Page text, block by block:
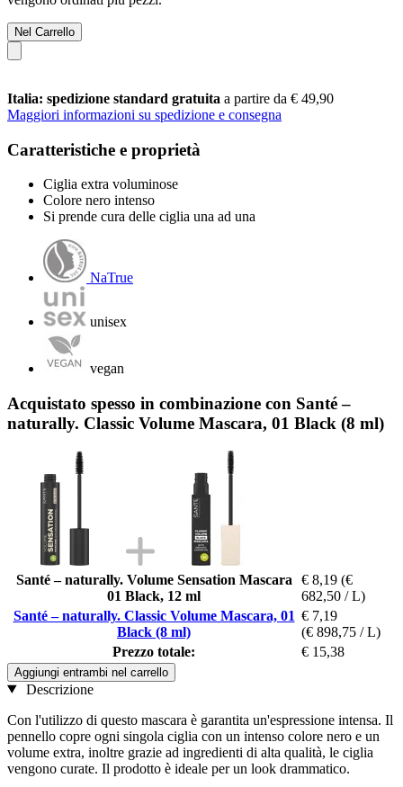
Nel Carrello
Italia: spedizione standard gratuita a partire da € 49,90
Maggiori informazioni su spedizione e consegna
Caratteristiche e proprietà
Ciglia extra voluminose
Colore nero intenso
Si prende cura delle ciglia una ad una
NaTrue
unisex
vegan
Acquistato spesso in combinazione con Santé –
naturally. Classic Volume Mascara, 01 Black (8 ml)
Santé – naturally. Volume Sensation Mascara
01 Black, 12 ml
€ 8,19 (€
682,50 / L)
Santé – naturally. Classic Volume Mascara, 01
Black (8 ml)
€ 7,19
(€ 898,75 / L)
Prezzo totale:
€ 15,38
Aggiungi entrambi nel carrello
Descrizione
Con l'utilizzo di questo mascara è garantita un'espressione intensa. Il
pennello copre ogni singola ciglia con un intenso colore nero e un
volume extra, inoltre grazie ad ingredienti di alta qualità, le ciglia
vengono curate. Il prodotto è ideale per un look drammatico.